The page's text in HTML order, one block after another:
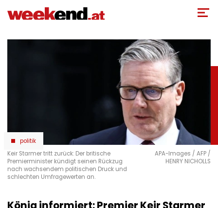
zum
politik
Keir Starmer tritt zurück: Der britische
Premierminister kündigt seinen Rückzug
nach wachsendem politischen Druck und
schlechten Umfragewerten an.
APA-Images / AFP /
HENRY NICHOLLS